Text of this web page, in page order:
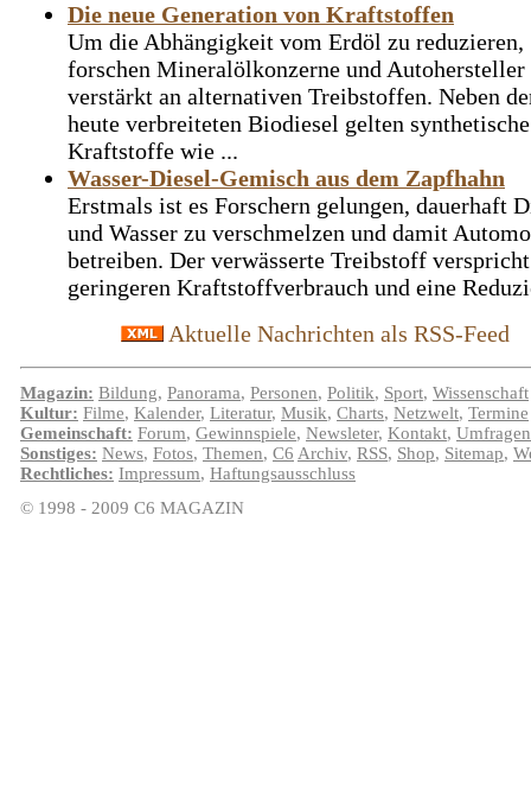
Die neue Generation von Kraftstoffen
Um die Abhängigkeit vom Erdöl zu reduzieren,
forschen Mineralölkonzerne und Autohersteller
verstärkt an alternativen Treibstoffen. Neben
heute verbreiteten Biodiesel gelten synthetische
Kraftstoffe wie ...
Wasser-Diesel-Gemisch aus dem Zapfhahn
Erstmals ist es Forschern gelungen, dauerhaft
und Wasser zu verschmelzen und damit
betreiben. Der verwässerte Treibstoff verspricht
geringeren Kraftstoffverbrauch und eine
Aktuelle Nachrichten als RSS-Feed
Magazin: Bildung, Panorama, Personen, Politik, Sport, Wissenschaft
Kultur: Filme, Kalender, Literatur, Musik, Charts, Netzwelt, Termine
Gemeinschaft: Forum, Gewinnspiele, Newsleter, Kontakt, Umfragen
Sonstiges: News, Fotos, Themen, C6 Archiv, RSS, Shop, Sitemap,
Rechtliches: Impressum, Haftungsausschluss
© 1998 - 2009 C6 MAGAZIN